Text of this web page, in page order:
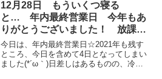
完ぺきな開脚を披露してくれました！ス
バラシイ＼(◎o...
12月28日 もういくつ寝る
と… 年内最終営業日 今年もあ
りがとうございました！ 放課後
等デイサービス 児童発達支援
運動療育 コミュニケーション
常総市 つくばみらい市
今日は、年内最終営業日☆2021年も残す
ところ、今日を含めて4日となってしまい
ました(*´ω｀)日差しはあるものの、冷た